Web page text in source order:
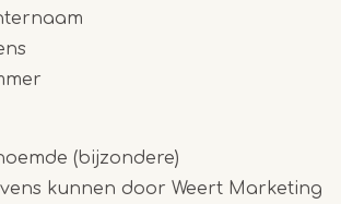
(bijzondere)
kunnen door Weert Marketing